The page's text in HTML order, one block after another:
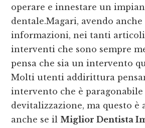
operare e innestare un
dentale.Magari, avendo
informazioni, nei tanti
interventi che sono sempre
pensa che sia un intervento
Molti utenti addirittura
intervento che è
devitalizzazione, ma questo è
anche se il Miglior Dentista